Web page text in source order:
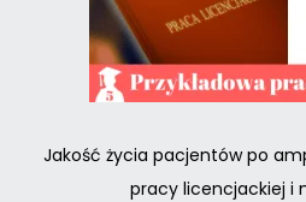
Jakość życia pacjentów po
pracy licencjackiej i